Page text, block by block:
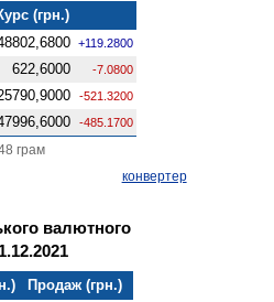
(грн.)
+119.2800
622,6000 -7.0800
-521.3200
-485.1700
грам
конвертер
валютного
Продаж (грн.)